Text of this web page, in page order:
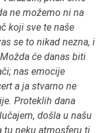
ne možemo ni na
koji sve te naše
se to nikad nezna, i
će danas biti
nas emocije
a ja stvarno ne
Proteklih dana
došla u našu
tu neku atmosferu ti